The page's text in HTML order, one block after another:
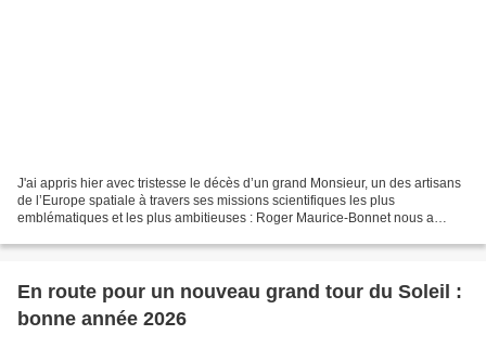
J'ai appris hier avec tristesse le décès d’un grand Monsieur, un des artisans
de l’Europe spatiale à travers ses missions scientifiques les plus
emblématiques et les plus ambitieuses : Roger Maurice-Bonnet nous a
En route pour un nouveau grand tour du Soleil :
bonne année 2026